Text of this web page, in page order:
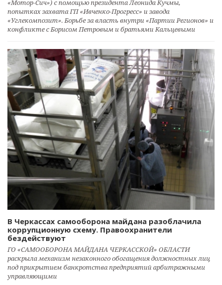
«Мотор-Сич») с помощью президента Леонида Кучмы,
попытках захвата ГП «Ивченко-Прогресс» и завода
«Углекомпозит». Борьбе за власть внутри «Партии Регионов» и
конфликте с Борисом Петровым и братьями Кальцевыми
В Черкассах самооборона майдана разоблачила
коррупционную схему. Правоохранители
бездействуют
ГО «САМООБОРОНА МАЙДАНА ЧЕРКАССКОЙ» ОБЛАСТИ
раскрыла механизм незаконного обогащения должностных лиц
под прикрытием банкротства предприятий арбитражными
управляющими